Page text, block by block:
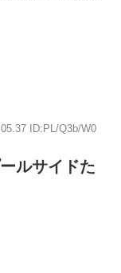
ID:PL/Q3b/W0
ルサイドた